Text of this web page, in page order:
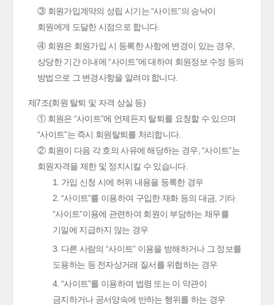
③ 회원가입계약의 성립 시기는 “사이트”의 승낙이
회원에게 도달한 시점으로 합니다.
④ 회원은 회원가입 시 등록한 사항에 변경이 있는 경우,
상당한 기간 이내에 “사이트”에 대하여 회원정보 수정 등의
방법으로 그 변경사항을 알려야 합니다.
제7조(회원 탈퇴 및 자격 상실 등)
① 회원은 “사이트”에 언제든지 탈퇴를 요청할 수 있으며
“사이트”는 즉시 회원탈퇴를 처리합니다.
② 회원이 다음 각 호의 사유에 해당하는 경우, “사이트”는
회원자격을 제한 및 정지시킬 수 있습니다.
1. 가입 신청 시에 허위 내용을 등록한 경우
2. “사이트”를 이용하여 구입한 재화 등의 대금, 기타
“사이트”이용에 관련하여 회원이 부담하는 채무를
기일에 지급하지 않는 경우
3. 다른 사람의 “사이트” 이용을 방해하거나 그 정보를
도용하는 등 전자상거래 질서를 위협하는 경우
4. “사이트”를 이용하여 법령 또는 이 약관이
금지하거나 공서양속에 반하는 행위를 하는 경우